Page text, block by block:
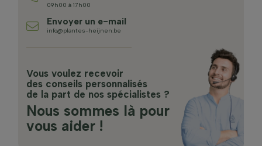
09h00 à 17h00
Envoyer un e-mail
info@plantes-heijnen.be
Vous voulez recevoir
des conseils personnalisés
de la part de nos spécialistes ?
Nous sommes là pour
vous aider !